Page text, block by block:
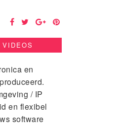
VIDEOS
en
/ IP
en flexibel
software